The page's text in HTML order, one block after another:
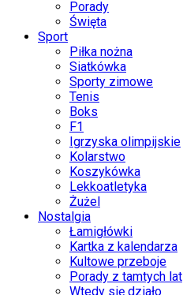
Porady
Święta
Sport
Piłka nożna
Siatkówka
Sporty zimowe
Tenis
Boks
F1
Igrzyska olimpijskie
Kolarstwo
Koszykówka
Lekkoatletyka
Żużel
Nostalgia
Łamigłówki
Kartka z kalendarza
Kultowe przeboje
Porady z tamtych lat
Wtedy się działo